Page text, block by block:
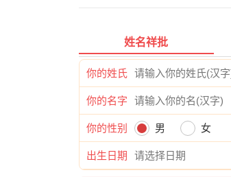
姓名祥批
你的姓氏
你的名字
你的性别 男 女
出生日期